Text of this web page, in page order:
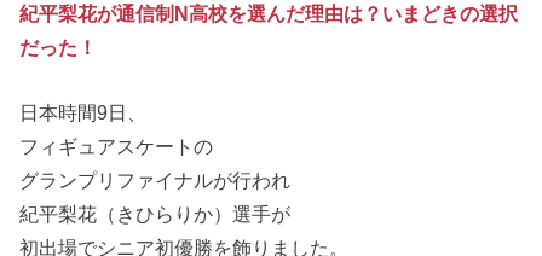
紀平梨花が通信制N高校を選んだ理由は？いまどきの選択
だった！
日本時間9日、
フィギュアスケートの
グランプリファイナルが行われ
紀平梨花（きひらりか）選手が
初出場でシニア初優勝を飾りました。